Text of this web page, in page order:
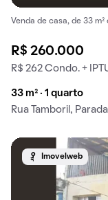
Venda de casa, de 33
R$ 260.000
R$ 262 Condo. +
33 m² · 1 quarto
Rua Tamboril,
Imovelweb